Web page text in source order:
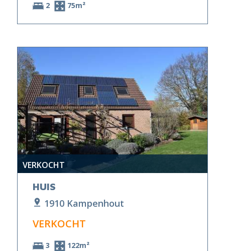
2 75m²
VERKOCHT
HUIS
1910 Kampenhout
VERKOCHT
3 122m²